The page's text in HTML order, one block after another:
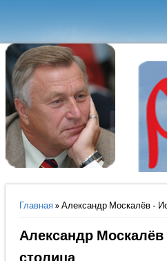
Вы здесь
Главная» Александр Москалёв -
Александр Москалёв